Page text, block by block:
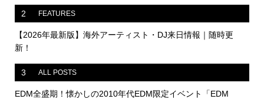
2 FEATURES
【2026年最新版】海外アーティスト・DJ来日情報｜随時更
新！
3 ALL POSTS
EDM全盛期！懐かしの2010年代EDM限定イベント「EDM